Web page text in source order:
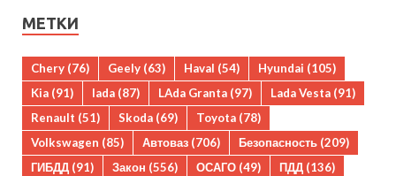
МЕТКИ
Chery (76) Geely (63) Haval (54) Hyundai (105)
Kia (91) lada (87) LAda Granta (97) Lada Vesta (91)
Renault (51) Skoda (69) Toyota (78)
Volkswagen (85) Автоваз (706) Безопасность (209)
ГИБДД (91) Закон (556) ОСАГО (49) ПДД (136)